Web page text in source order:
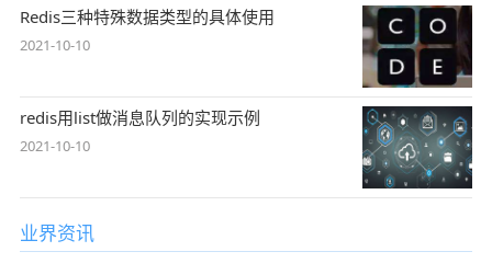
Redis三种特殊数据类型的具体使用
2021-10-10
redis用list做消息队列的实现示例
2021-10-10
业界资讯